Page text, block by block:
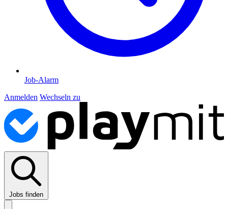
Job-Alarm
Anmelden Wechseln zu
Jobs finden